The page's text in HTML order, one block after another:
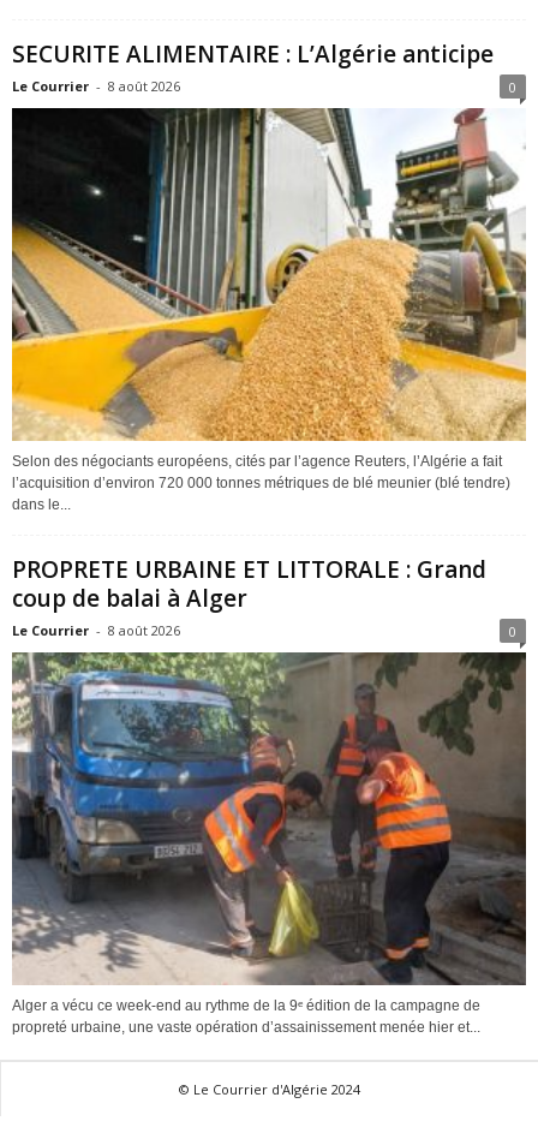
SECURITE ALIMENTAIRE : L’Algérie anticipe
Le Courrier - 8 août 2026 0
Selon des négociants européens, cités par l’agence Reuters, l’Algérie a fait
l’acquisition d’environ 720 000 tonnes métriques de blé meunier (blé tendre)
dans le...
PROPRETE URBAINE ET LITTORALE : Grand
coup de balai à Alger
Le Courrier - 8 août 2026 0
Alger a vécu ce week-end au rythme de la 9ᵉ édition de la campagne de
propreté urbaine, une vaste opération d’assainissement menée hier et...
© Le Courrier d'Algérie 2024